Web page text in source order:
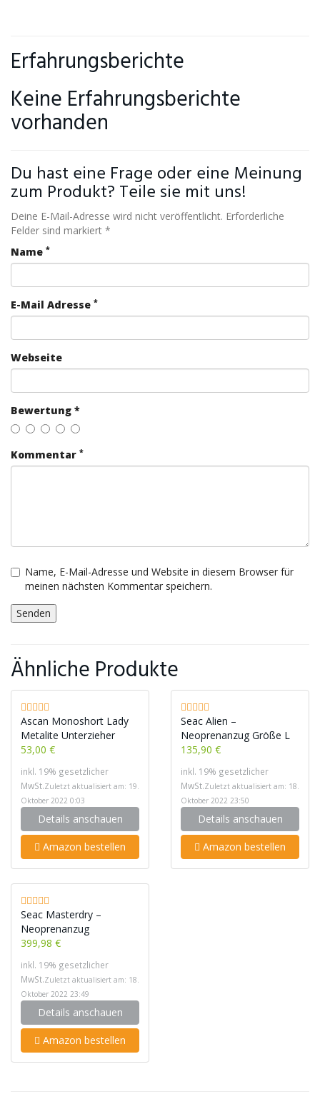
Erfahrungsberichte
Keine Erfahrungsberichte
vorhanden
Du hast eine Frage oder eine Meinung
zum Produkt? Teile sie mit uns!
Deine E-Mail-Adresse wird nicht veröffentlicht. Erforderliche
Felder sind markiert *
Name *
E-Mail Adresse *
Webseite
Bewertung *
Kommentar *
Name, E-Mail-Adresse und Website in diesem Browser für
meinen nächsten Kommentar speichern.
Ähnliche Produkte
Ascan Monoshort Lady
Metalite Unterzieher
53,00 €
inkl. 19% gesetzlicher
MwSt.Zuletzt aktualisiert am: 19.
Oktober 2022 0:03
Details anschauen
Amazon bestellen
Seac Alien –
Neoprenanzug Größe L
135,90 €
inkl. 19% gesetzlicher
MwSt.Zuletzt aktualisiert am: 18.
Oktober 2022 23:50
Details anschauen
Amazon bestellen
Seac Masterdry –
Neoprenanzug
399,98 €
inkl. 19% gesetzlicher
MwSt.Zuletzt aktualisiert am: 18.
Oktober 2022 23:49
Details anschauen
Amazon bestellen